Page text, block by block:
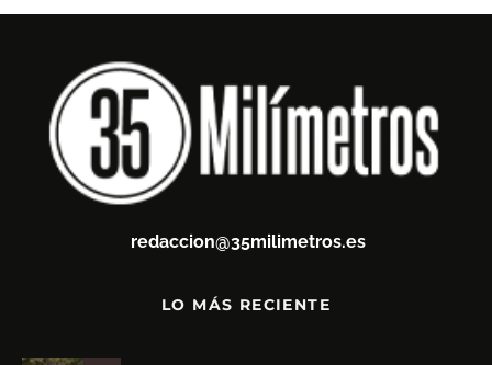
redaccion@35milimetros.es
LO MÁS RECIENTE